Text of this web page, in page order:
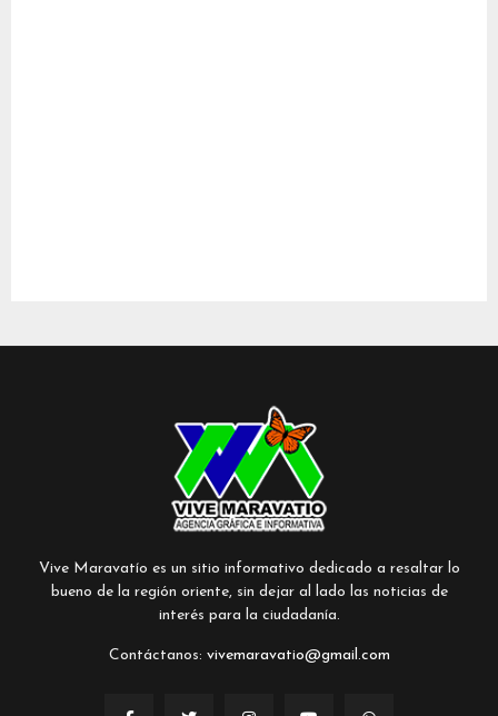
Vive Maravatío es un sitio informativo dedicado a resaltar lo
bueno de la región oriente, sin dejar al lado las noticias de
interés para la ciudadanía.
Contáctanos: vivemaravatio@gmail.com